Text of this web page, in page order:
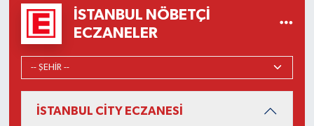
İSTANBUL NÖBETÇI
ECZANELER
İSTANBUL CİTY ECZANESİ